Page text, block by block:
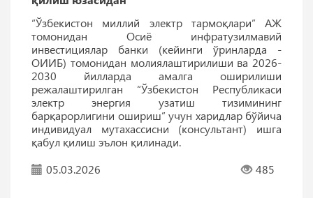
“Ўзбекистон миллий электр тармоқлари” АЖ
томонидан Осиё инфратузилмавий
инвестициялар банки (кейинги ўринларда -
ОИИБ) томонидан молиялаштирилиши ва 2026-
2030 йилларда амалга оширилиши
режалаштирилган “Ўзбекистон Республикаси
электр энергия узатиш тизимининг
барқарорлигини ошириш” учун харидлар бўйича
индивидуал мутахассисни (консультант) ишга
қабул қилиш эълон қилинади.
05.03.2026
485